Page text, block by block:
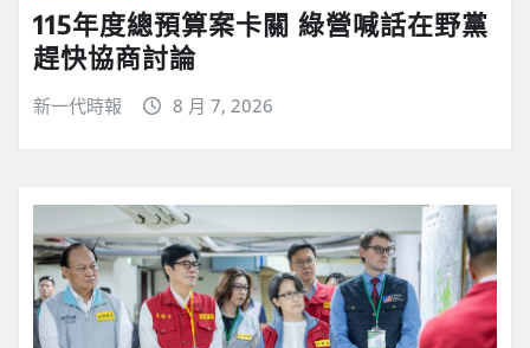
115年度總預算案卡關 綠營喊話在野黨
趕快協商討論
新一代時報 8 月 7, 2026